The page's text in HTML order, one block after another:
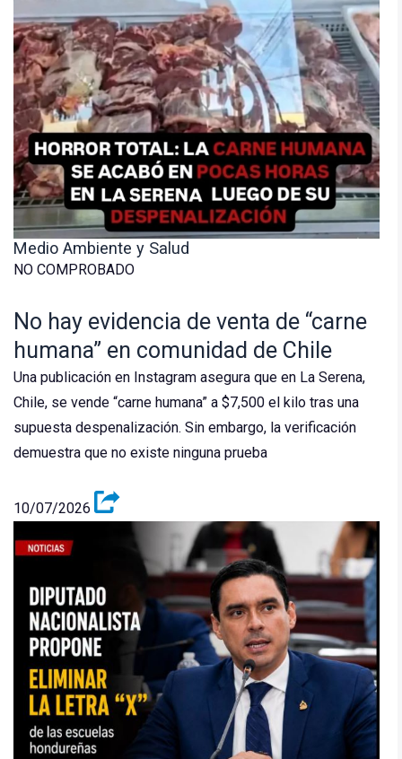
Medio Ambiente y Salud
NO COMPROBADO
No hay evidencia de venta de “carne
humana” en comunidad de Chile
Una publicación en Instagram asegura que en La Serena,
Chile, se vende “carne humana” a $7,500 el kilo tras una
supuesta despenalización. Sin embargo, la verificación
demuestra que no existe ninguna prueba
10/07/2026